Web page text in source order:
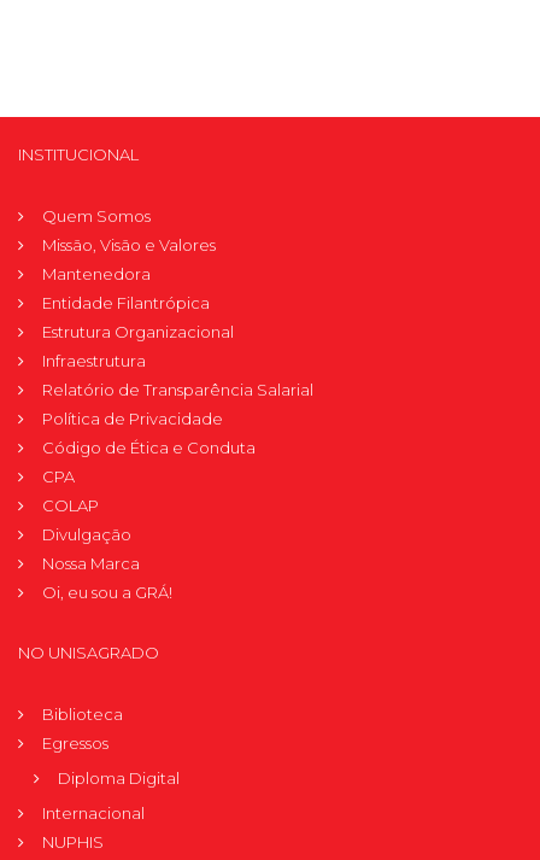
INSTITUCIONAL
Quem Somos
Missão, Visão e Valores
Mantenedora
Entidade Filantrópica
Estrutura Organizacional
Infraestrutura
Relatório de Transparência Salarial
Política de Privacidade
Código de Ética e Conduta
CPA
COLAP
Divulgação
Nossa Marca
Oi, eu sou a GRÁ!
NO UNISAGRADO
Biblioteca
Egressos
Diploma Digital
Internacional
NUPHIS